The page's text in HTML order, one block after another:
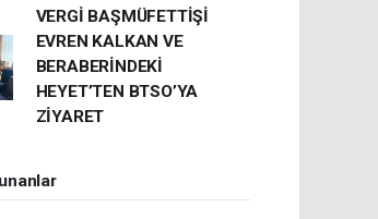
VERGİ BAŞMÜFETTİŞİ
EVREN KALKAN VE
BERABERİNDEKİ
HEYET’TEN BTSO’YA
ZİYARET